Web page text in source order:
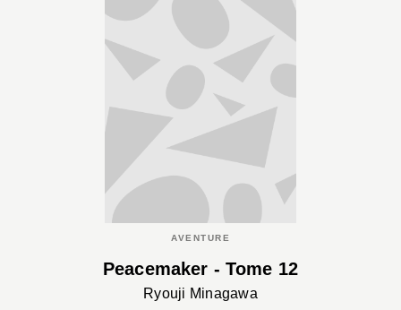
AVENTURE
Peacemaker - Tome 12
Ryouji Minagawa